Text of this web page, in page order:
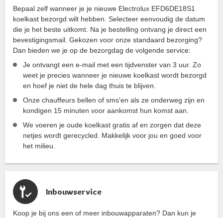
Bepaal zelf wanneer je je nieuwe Electrolux EFD6DE18S1
koelkast bezorgd wilt hebben. Selecteer eenvoudig de datum
die je het beste uitkomt. Na je bestelling ontvang je direct een
bevestigingsmail. Gekozen voor onze standaard bezorging?
Dan bieden we je op de bezorgdag de volgende service:
Je ontvangt een e-mail met een tijdvenster van 3 uur. Zo
weet je precies wanneer je nieuwe koelkast wordt bezorgd
en hoef je niet de hele dag thuis te blijven.
Onze chauffeurs bellen of sms'en als ze onderweg zijn en
kondigen 15 minuten voor aankomst hun komst aan.
We voeren je oude koelkast gratis af en zorgen dat deze
netjes wordt gerecycled. Makkelijk voor jou en goed voor
het milieu.
Inbouwservice
Koop je bij ons een of meer inbouwapparaten? Dan kun je